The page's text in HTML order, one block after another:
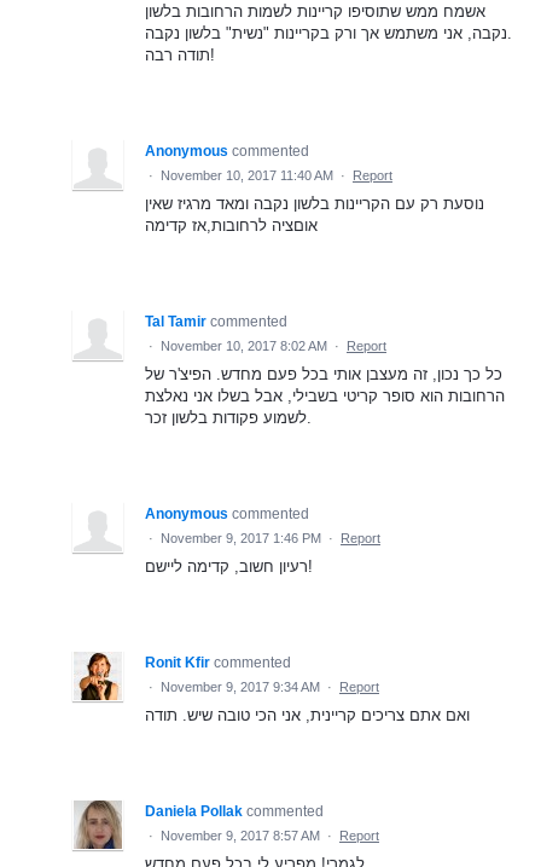
אשמח ממש שתוסיפו קריינות לשמות הרחובות בלשון
תודה רבה!
Anonymous commented
· November 10, 2017 11:40 AM · Report
נוסעת רק עם הקריינות בלשון נקבה ומאד מרגיז שאין
אוםציה לרחובות,אז קדימה
Tal Tamir commented
· November 10, 2017 8:02 AM · Report
כל כך נכון, זה מעצבן אותי בכל פעם מחדש. הפיצ'ר של
הרחובות הוא סופר קריטי בשבילי, אבל בשלו אני נאלצת
Anonymous commented
· November 9, 2017 1:46 PM · Report
רעיון חשוב, קדימה ליישם!
Ronit Kfir commented
· November 9, 2017 9:34 AM · Report
ואם אתם צריכים קריינית, אני הכי טובה שיש. תודה
Daniela Pollak commented
· November 9, 2017 8:57 AM · Report